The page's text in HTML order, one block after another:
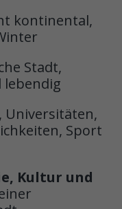
kontinental,
Stadt,
Sport
Kultur und